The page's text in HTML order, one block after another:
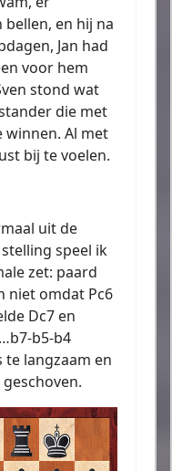
en hij na
Jan had
voor hem
stond wat
die met
winnen. Al met
bij te voelen.
uit de
speel ik
zet: paard
niet omdat Pc6
Dc7 en
b5-b4
langzaam en